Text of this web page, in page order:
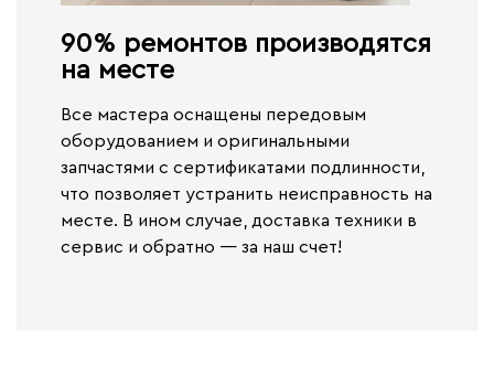
90% ремонтов производятся
на месте​
Все мастера оснащены передовым
оборудованием и оригинальными
запчастями с сертификатами подлинности,
что позволяет устранить неисправность на
месте. В ином случае, доставка техники в
сервис и обратно — за наш счет!